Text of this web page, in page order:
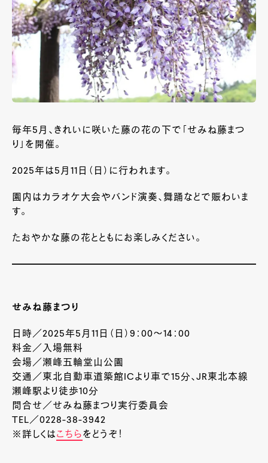
毎年5月、きれいに咲いた藤の花の下で「せみね藤まつ
り」を開催。
2025年は5月11日（日）に行われます。
園内はカラオケ大会やバンド演奏、舞踊などで賑わいま
す。
たおやかな藤の花とともにお楽しみください。
せみね藤まつり
日時／2025年5月11日（日）9：00～14：00
料金／入場無料
会場／瀬峰五輪堂山公園
交通／東北自動車道築館ICより車で15分、JR東北本線
瀬峰駅より徒歩10分
問合せ／せみね藤まつり実行委員会
TEL／0228-38-3942
※詳しくはこちらをどうぞ！